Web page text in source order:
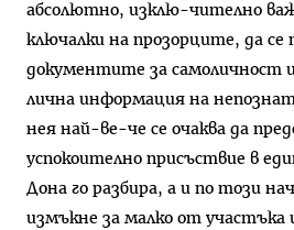
абсолютно, изклю-чително
ключалки на прозорците, да се
документите за самоличност и
лична информация на
нея най-ве-че се очаква да
успокоително присъствие в
Дона го разбира, а и по този
измъкне за малко от